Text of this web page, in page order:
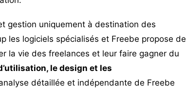
gestion uniquement à destination des
les logiciels spécialisés et Freebe propose de
la vie des freelances et leur faire gagner du
le design et les
détaillée et indépendante de Freebe